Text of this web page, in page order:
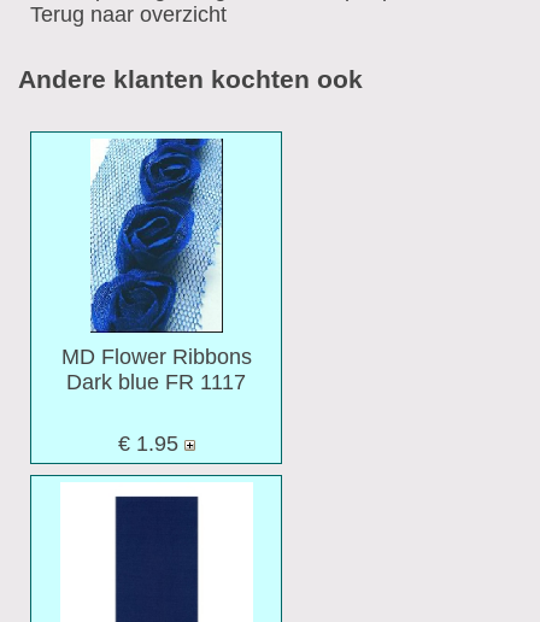
Terug naar overzicht
Andere klanten kochten ook
MD Flower Ribbons
Dark blue FR 1117
€ 1.95